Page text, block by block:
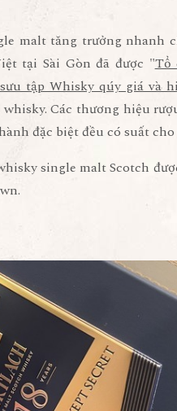
malt tăng trưởng nhanh
tại Sài Gòn đã được "Tổ
tập Whisky qúy giá và
Các thương hiệu
đặc biệt đều có suất
single malt Scotch